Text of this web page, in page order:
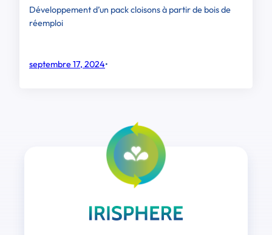
Développement d’un pack cloisons à partir de bois de
réemploi
septembre 17, 2024•